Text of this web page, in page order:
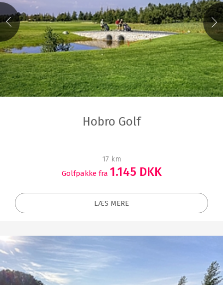
Hobro Golf
17 km
Golfpakke fra 1.145 DKK
LÆS MERE